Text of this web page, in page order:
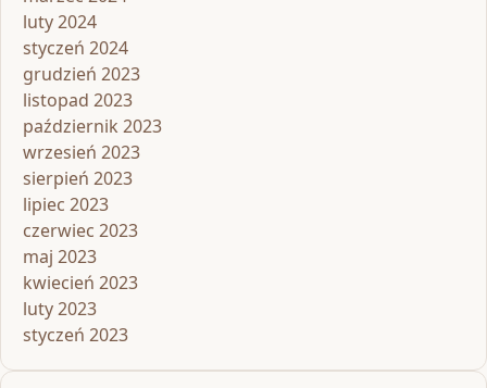
luty 2024
styczeń 2024
grudzień 2023
listopad 2023
październik 2023
wrzesień 2023
sierpień 2023
lipiec 2023
czerwiec 2023
maj 2023
kwiecień 2023
luty 2023
styczeń 2023